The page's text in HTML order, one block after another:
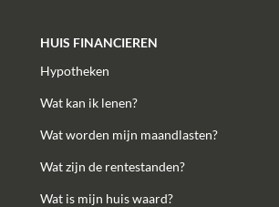
HUIS FINANCIEREN
Hypotheken
Wat kan ik lenen?
Wat worden mijn maandlasten?
Wat zijn de rentestanden?
Wat is mijn huis waard?